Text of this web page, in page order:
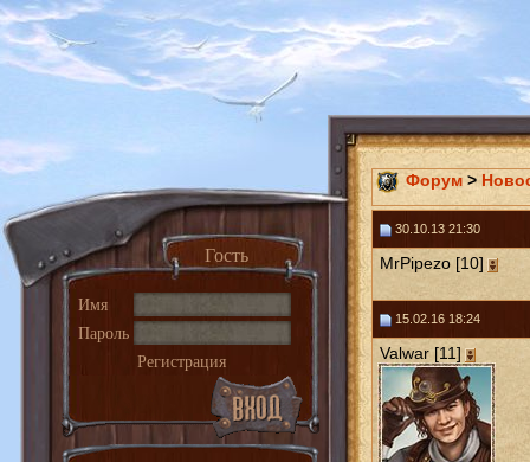
Гость
Имя
Пароль
Регистрация
Форум >
30.10.13 21:30
MrPipezo [10]
15.02.16 18:24
Valwar [11]